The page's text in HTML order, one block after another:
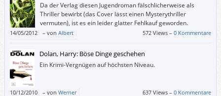
Da der Verlag diesen Jugendroman fälschlicherweise als
Thriller bewirbt (das Cover lässt einen Mysterythriller
vermuten), ist es ein leider glatter Fehlkauf geworden.
14/05/2012 – von Albert 572 Views –0 Kommentare
Dolan, Harry: Böse Dinge geschehen
Ein Krimi-Vergnügen auf höchsten Niveau.
10/12/2010 – von Werner 637 Views –0 Kommentare